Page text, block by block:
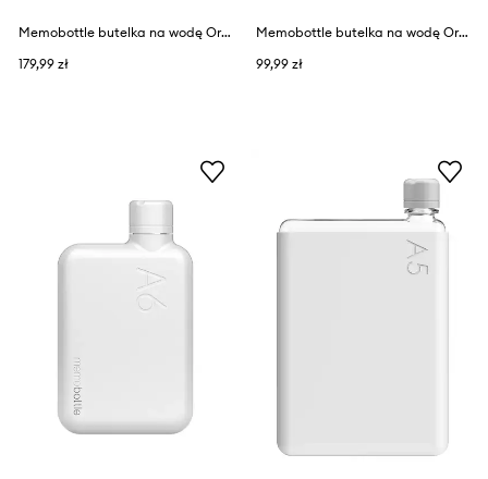
Memobottle butelka na wodę Original A6 375 ml
179,99 zł
Memobottle butelka na wodę Original A7 180 ml
99,99 zł